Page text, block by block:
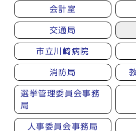
会計室
交通局
市立川崎病院
消防局
選挙管理委員会事務
局
人事委員会事務局